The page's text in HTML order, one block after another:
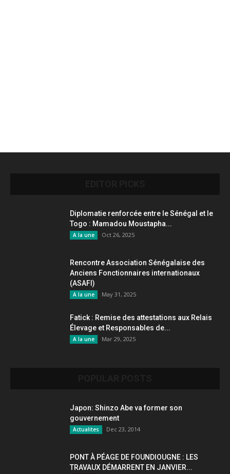
Diplomatie renforcée entre le Sénégal et le
Togo : Mamadou Moustapha...
A la une Oct 26, 2025
Rencontre Association Sénégalaise des
Anciens Fonctionnaires internationaux
(ASAFI)
A la une May 31, 2025
Fatick : Remise des attestations aux Relais
Élevage et Responsables de...
A la une Mar 29, 2025
Japon: Shinzo Abe va former son
gouvernement
Actualites Dec 23, 2014
PONT À PÉAGE DE FOUNDIOUGNE : LES
TRAVAUX DÉMARRENT EN JANVIER...